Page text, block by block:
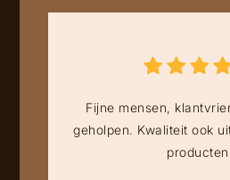
Fijne mensen,
geholpen. Kwaliteit ook